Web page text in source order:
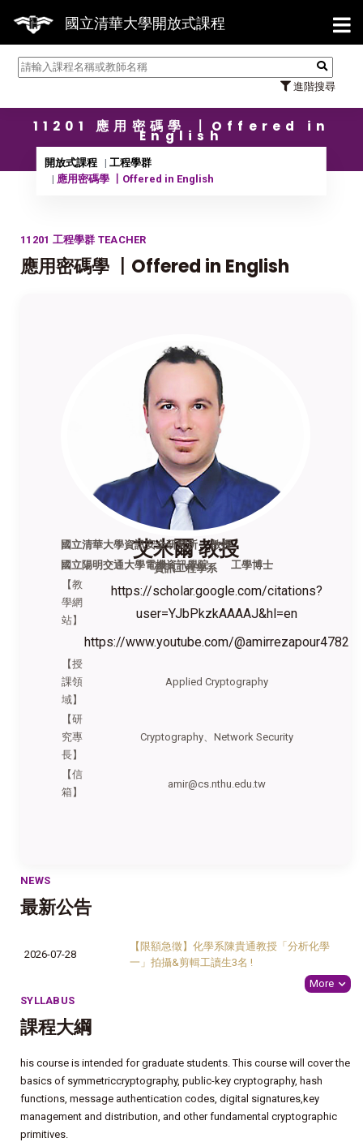
國立清華大學開放式課程
進階搜尋
【7/
11201 應用密碼學 〡Offered in
English
開放式課程
工程學群
應用密碼學 〡Offered in English
11201 工程學群 TEACHER
應用密碼學 〡Offered in English
艾米爾 教授
資訊工程學系
國立清華大學資訊安全研究所 教授
國立陽明交通大學電機資訊學院 工學博士
【教
學網
站】
https://scholar.google.com/citations?
user=YJbPkzkAAAAJ&hl=en
https://www.youtube.com/@amirrezapour4782
【授
課領
域】
Applied Cryptography
【研
究專
長】
Cryptography Network Security
【信
箱】
amir@cs.nthu.edu.tw
NEWS
最新公告
2026-07-28
【限額急徵】化學系陳貴通教授「分析化學
一」拍攝&剪輯工讀生3名 !
More
SYLLABUS
課程大綱
his course is intended for graduate students. This course will cover the
basics of symmetriccryptography, public-key cryptography, hash
functions, message authentication codes, digital signatures,key
management and distribution, and other fundamental cryptographic
primitives.